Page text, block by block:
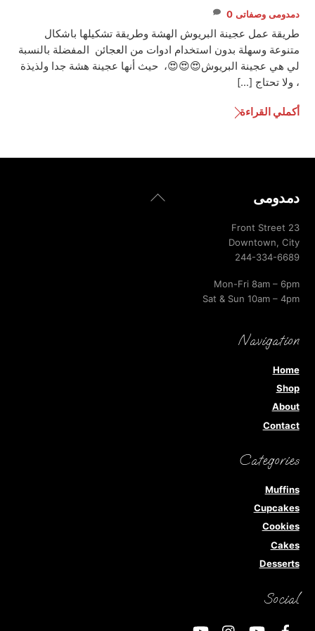
دمدومى وصفاتى 0
طريقة عمل عجينة البريوش الهشة وطريقة تشكيلها باشكال
متنوعة وسهلة بدون استخدام ادوات من العجائن المفضلة بالنسبة
لي هي عجينة البريوش😍😍😍، حيث أنها عجينة هشة جدا ولذيذة
، ولا تحتاج […]
أكملي القراءة
Back
دمدومى
23 Front Street
Downtown, City
244-334-6689
Mon-Fri 8am – 6pm
Sat & Sun 10am – 4pm
Navigation
Home
Shop
About
Contact
Categories
Muffins
Cupcakes
Cookies
Cakes
Desserts
Social